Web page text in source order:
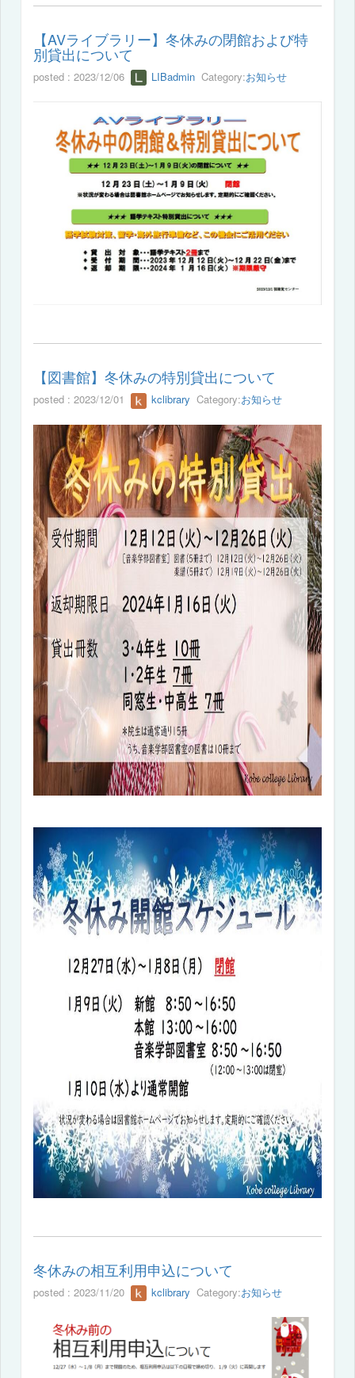
【AVライブラリー】冬休みの閉館および特
別貸出について
posted : 2023/12/06 LIBadmin Category:お知らせ
【図書館】冬休みの特別貸出について
posted : 2023/12/01 kclibrary Category:お知らせ
冬休みの相互利用申込について
posted : 2023/11/20 kclibrary Category:お知らせ